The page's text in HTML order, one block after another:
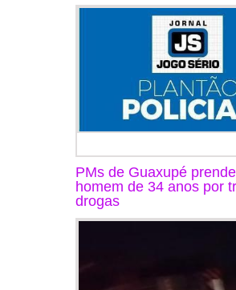
PMs de Guaxupé
homem de 34 anos por
drogas